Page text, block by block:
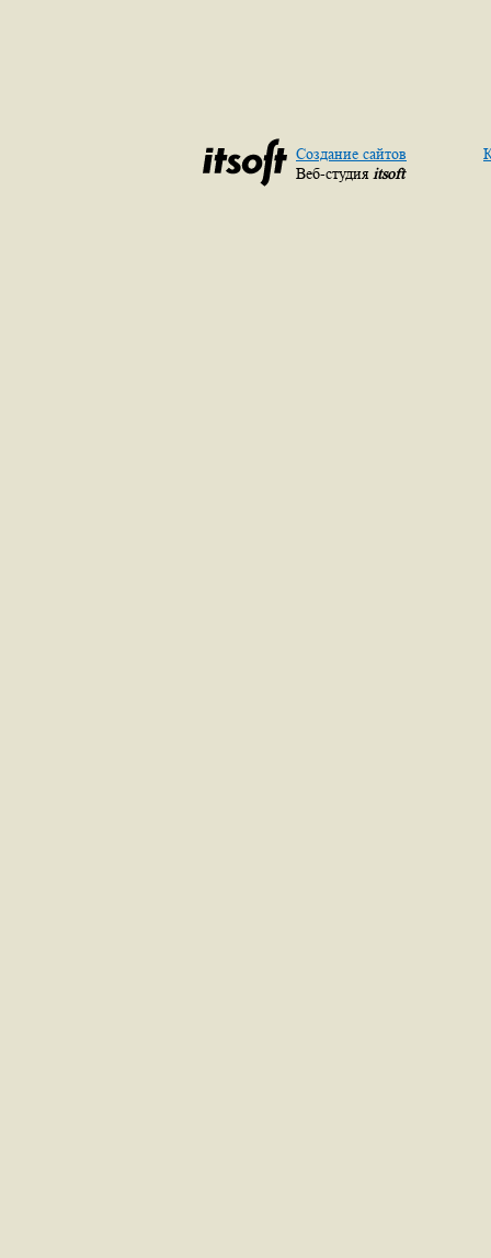
Создание сайтов
Веб-студия itsoft